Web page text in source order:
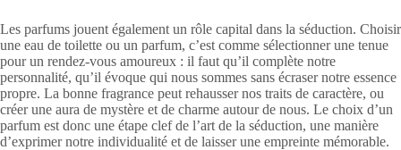
Les parfums jouent également un rôle capital dans la séduction. Choisir
une eau de toilette ou un parfum, c’est comme sélectionner une tenue
pour un rendez-vous amoureux : il faut qu’il complète notre
personnalité, qu’il évoque qui nous sommes sans écraser notre essence
propre. La bonne fragrance peut rehausser nos traits de caractère, ou
créer une aura de mystère et de charme autour de nous. Le choix d’un
parfum est donc une étape clef de l’art de la séduction, une manière
d’exprimer notre individualité et de laisser une empreinte mémorable.